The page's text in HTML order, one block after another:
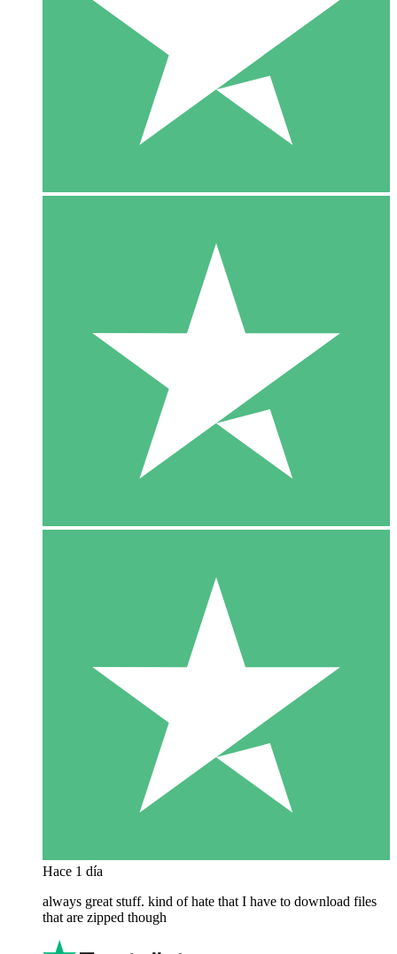
Hace 1 día
always great stuff. kind of hate that I have to download files
that are zipped though